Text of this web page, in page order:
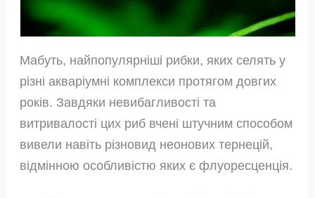
Мабуть, найпопулярніші рибки, яких селять у
різні акваріумні комплекси протягом довгих
років. Завдяки невибагливості та
витривалості цих риб вчені штучним способом
вивели навіть різновид неонових тернецій,
відмінною особливістю яких є флуоресценція.